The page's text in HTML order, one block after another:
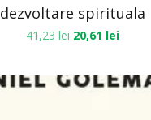
dezvoltare spirituala
41,23lei 20,61 lei